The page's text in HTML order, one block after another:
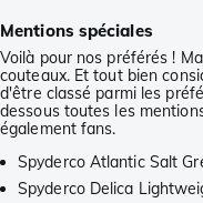
Mentions spéciales
Voilà pour nos préférés !
couteaux. Et tout bien
d'être classé parmi les
dessous toutes les
également fans.
Spyderco Atlantic Salt
Spyderco Delica